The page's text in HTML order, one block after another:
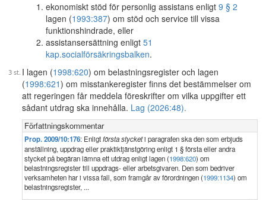
ekonomiskt stöd för personlig assistans enligt 9 § 2
lagen (1993:387) om stöd och service till vissa
funktionshindrade, eller
assistansersättning enligt 51
kap.socialförsäkringsbalken.
I lagen (1998:620) om belastningsregister och lagen
(1998:621) om misstankeregister finns det bestämmelser om
att regeringen får meddela föreskrifter om vilka uppgifter ett
sådant utdrag ska innehålla. Lag (2026:48).
Författningskommentar
Prop. 2009/10:176: Enligtförsta stycketi paragrafen ska den som erbjuds
anställning, uppdrag eller praktiktjänstgöring enligt 1 § första eller andra
stycket på begäran lämna ett utdrag enligt lagen (1998:620) om
belastningsregister till uppdrags- eller arbetsgivaren. Den som bedriver
verksamheten har i vissa fall, som framgår av förordningen (1999:1134) om
belastningsregister, ...